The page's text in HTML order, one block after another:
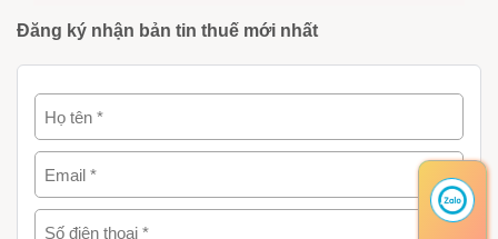
Đăng ký nhận bản tin thuế mới nhất